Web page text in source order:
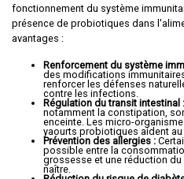
fonctionnement du système
présence de probiotiques dans
avantages :
Renforcement du système
des modifications
renforcer les défenses
contre les infections.
Régulation du transit intestinal :
notamment la constipation,
enceinte. Les micro-
yaourts probiotiques aident
Prévention des allergies :
possible entre la
grossesse et une réduction du
naître.